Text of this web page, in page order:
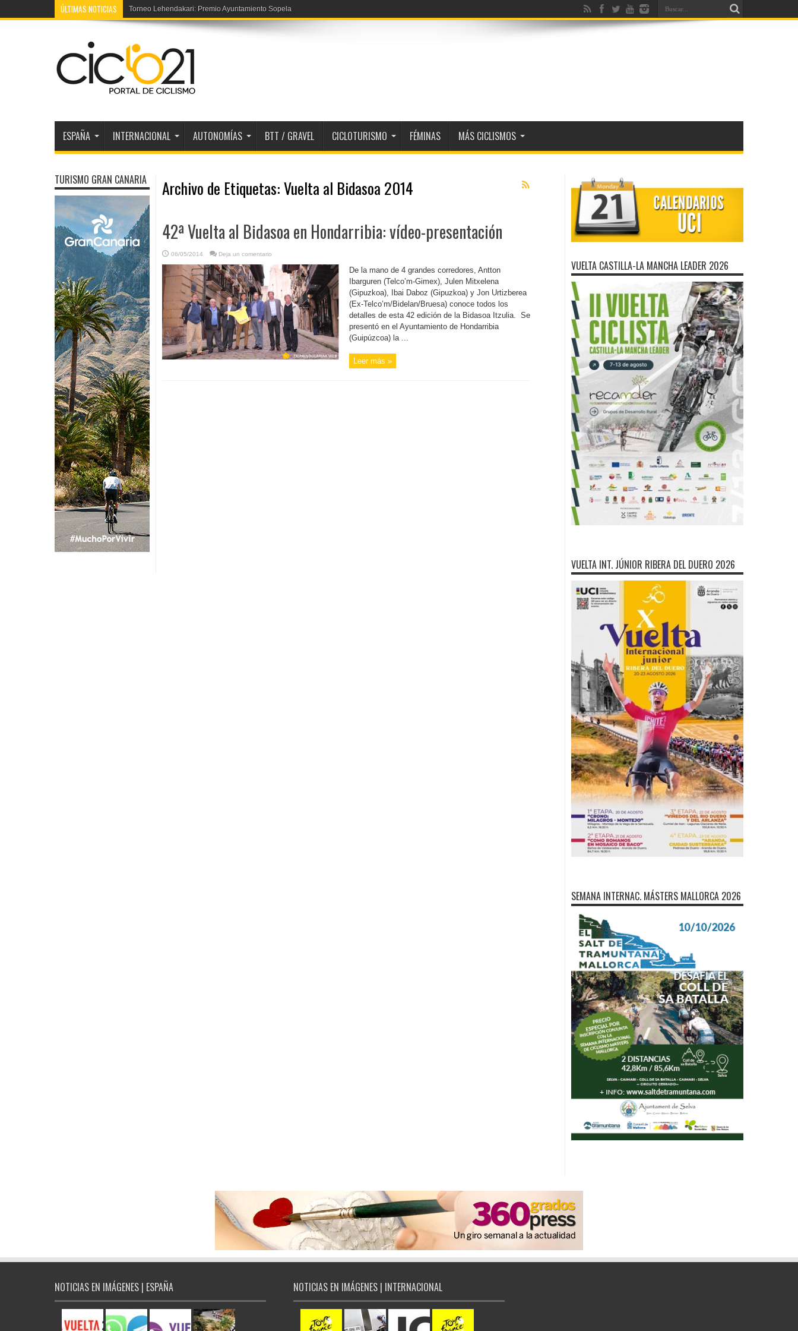
ÚLTIMAS NOTICIAS Torneo Lehendakari: Premio Ayuntamiento Sopela
ESPAÑA INTERNACIONAL AUTONOMÍAS BTT / GRAVEL CICLOTURISMO FÉMINAS MÁS CICLISMOS
Archivo de Etiquetas:Vuelta al Bidasoa 2014
42ª Vuelta al Bidasoa en Hondarribia: vídeo-presentación
06/05/2014 Deja un comentario
De la mano de 4 grandes corredores, Antton
Ibarguren (Telco’m-Gimex), Julen Mitxelena
(Gipuzkoa), Ibai Daboz (Gipuzkoa) y Jon Urtizberea
(Ex-Telco’m/Bidelan/Bruesa) conoce todos los
detalles de esta 42 edición de la Bidasoa Itzulia. Se
presentó en el Ayuntamiento de Hondarribia
(Guipúzcoa) la ...
Leer más »
TURISMO GRAN CANARIA
VUELTA CASTILLA-LA MANCHA LEADER 2026
VUELTA INT. JÚNIOR RIBERA DEL DUERO 2026
SEMANA INTERNAC. MÁSTERS MALLORCA 2026
NOTICIAS EN IMÁGENES | ESPAÑA NOTICIAS EN IMÁGENES | INTERNACIONAL